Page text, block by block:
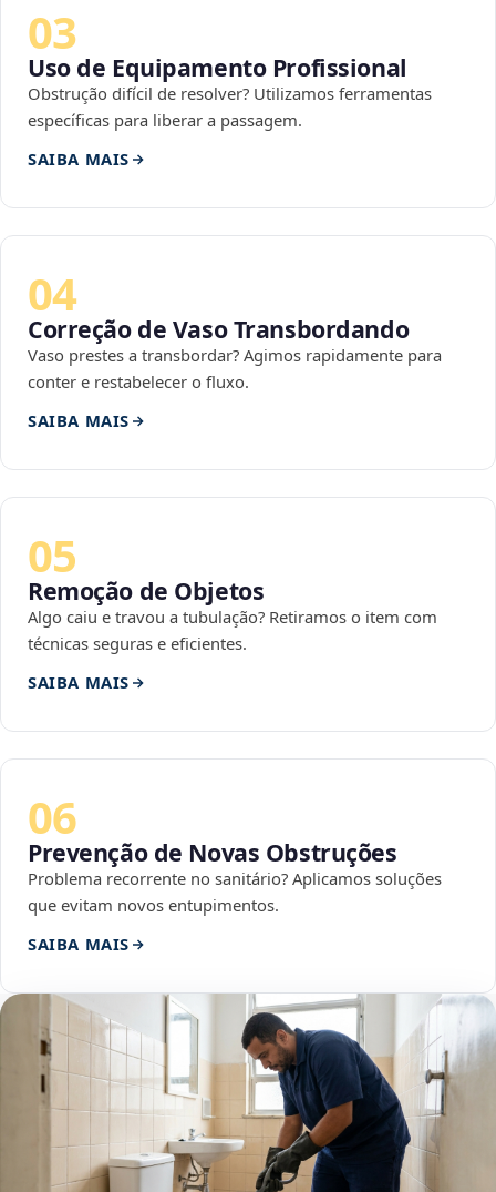
03
Uso de Equipamento Profissional
Obstrução difícil de resolver? Utilizamos ferramentas
específicas para liberar a passagem.
SAIBA MAIS
04
Correção de Vaso Transbordando
Vaso prestes a transbordar? Agimos rapidamente para
conter e restabelecer o fluxo.
SAIBA MAIS
05
Remoção de Objetos
Algo caiu e travou a tubulação? Retiramos o item com
técnicas seguras e eficientes.
SAIBA MAIS
06
Prevenção de Novas Obstruções
Problema recorrente no sanitário? Aplicamos soluções
que evitam novos entupimentos.
SAIBA MAIS